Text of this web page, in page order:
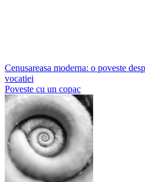
Post
navigation
Cenusareasa moderna: o poveste
vocatiei
Poveste cu un copac